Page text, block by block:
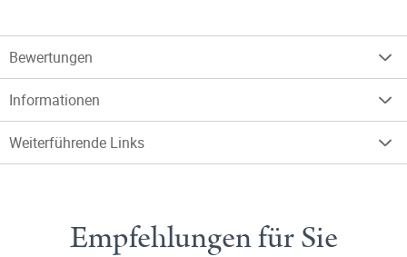
Bewertungen
Informationen
Weiterführende Links
Empfehlungen für Sie